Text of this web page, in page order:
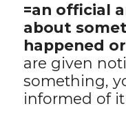
=an official
about
happened
are given
something,
informed of it